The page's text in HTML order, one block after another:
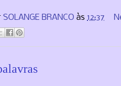
SOLANGE BRANCO às 12:37